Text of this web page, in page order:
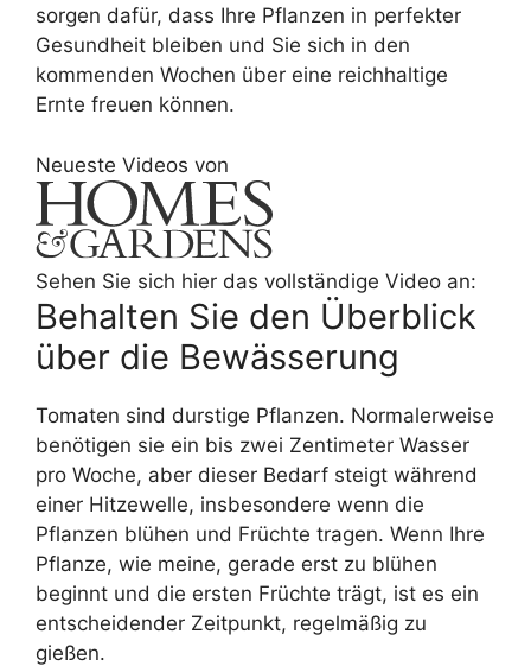
sorgen dafür, dass Ihre Pflanzen in perfekter
Gesundheit bleiben und Sie sich in den
kommenden Wochen über eine reichhaltige
Ernte freuen können.
Neueste Videos von
Sehen Sie sich hier das vollständige Video an:
Behalten Sie den Überblick
über die Bewässerung
Tomaten sind durstige Pflanzen. Normalerweise
benötigen sie ein bis zwei Zentimeter Wasser
pro Woche, aber dieser Bedarf steigt während
einer Hitzewelle, insbesondere wenn die
Pflanzen blühen und Früchte tragen. Wenn Ihre
Pflanze, wie meine, gerade erst zu blühen
beginnt und die ersten Früchte trägt, ist es ein
entscheidender Zeitpunkt, regelmäßig zu
gießen.